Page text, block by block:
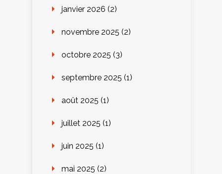
janvier 2026 (2)
novembre 2025 (2)
octobre 2025 (3)
septembre 2025 (1)
août 2025 (1)
juillet 2025 (1)
juin 2025 (1)
mai 2025 (2)